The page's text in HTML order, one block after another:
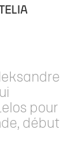
pour
début